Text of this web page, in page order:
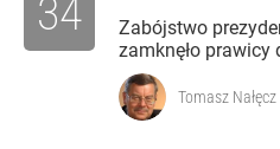
Zabójstwo
zamknęło prawicy
34
Tomasz Nałęcz